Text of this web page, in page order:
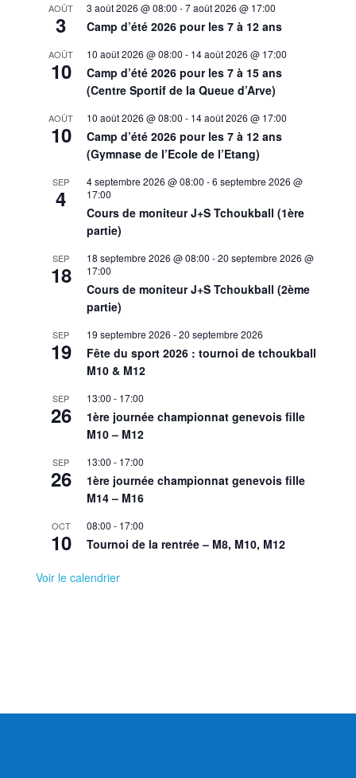
AOÛT
3
3 août 2026 @ 08:00 -7 août 2026 @ 17:00
Camp d’été 2026 pour les 7 à 12 ans
AOÛT
10
10 août 2026 @ 08:00 - 14 août 2026 @ 17:00
Camp d’été 2026 pour les 7 à 15 ans
(Centre Sportif de la Queue d’Arve)
AOÛT
10
10 août 2026 @ 08:00 - 14 août 2026 @ 17:00
Camp d’été 2026 pour les 7 à 12 ans
(Gymnase de l’Ecole de l’Etang)
SEP
4
4 septembre 2026 @ 08:00 -6 septembre 2026 @
17:00
Cours de moniteur J+S Tchoukball (1ère
partie)
SEP
18
18 septembre 2026 @ 08:00 -20 septembre 2026 @
17:00
Cours de moniteur J+S Tchoukball (2ème
partie)
SEP
19
19 septembre 2026 -20 septembre 2026
Fête du sport 2026 : tournoi de tchoukball
M10 & M12
SEP
26
13:00 - 17:00
1ère journée championnat genevois fille
M10 – M12
SEP
26
13:00 - 17:00
1ère journée championnat genevois fille
M14 – M16
OCT
10
08:00 - 17:00
Tournoi de la rentrée – M8, M10, M12
Voir le calendrier